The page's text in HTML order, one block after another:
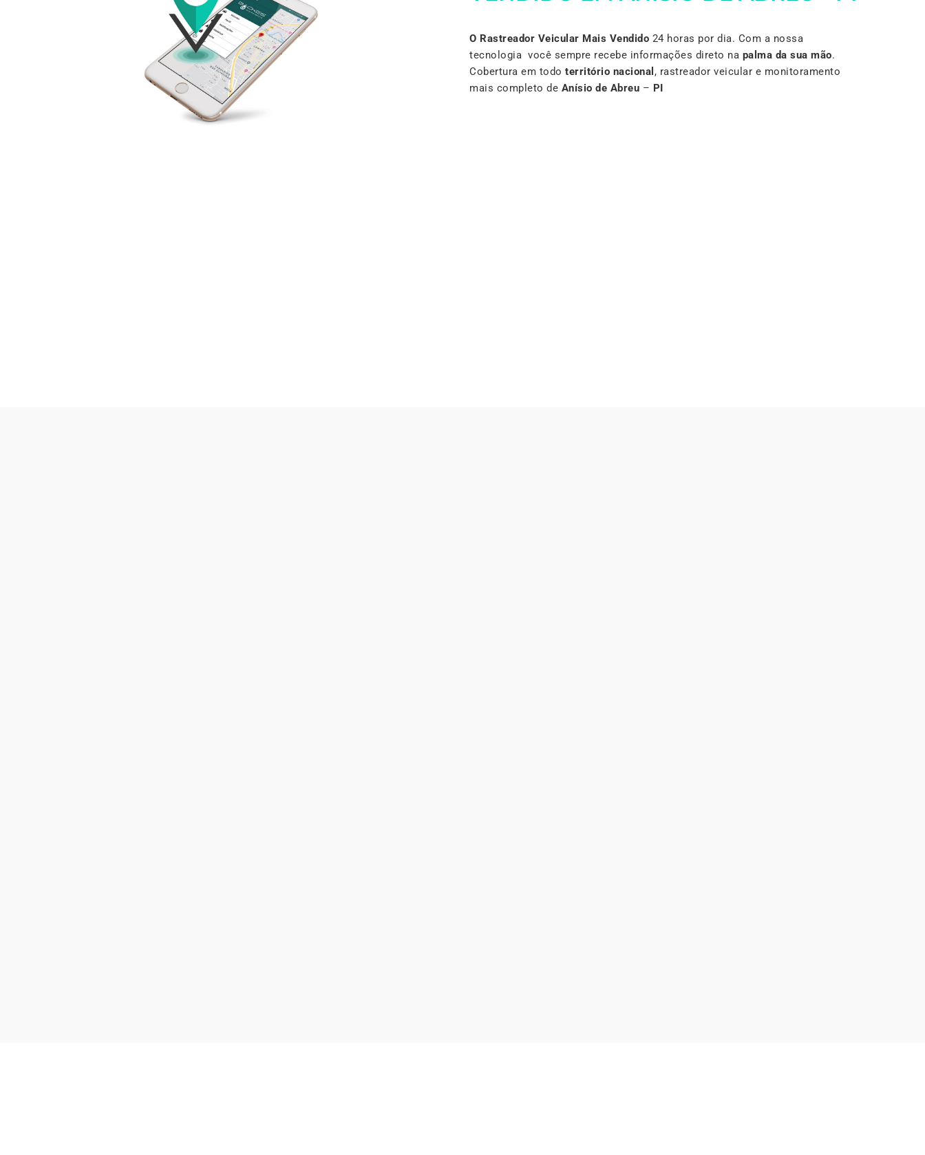
O Rastreador Veicular Mais Vendido 24 horas por dia. Com a nossa
tecnologia você sempre recebe informações direto na palma da sua mão.
Cobertura em todo território nacional , rastreador veicular e monitoramento
mais completo de Anísio de Abreu – PI